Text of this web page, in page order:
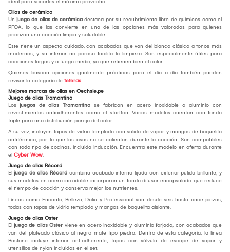
ideal para sacarles el máximo provecho.
Ollas de cerámica
Un juego de ollas de cerámica destaca por su recubrimiento libre de químicos como el
PFOA, lo que las convierte en una de las opciones más valoradas para quienes
priorizan una cocción limpia y saludable.
Este tiene un aspecto cuidado, con acabados que van del blanco clásico a tonos más
modernos, y su interior no poroso facilita la limpieza. Son especialmente útiles para
cocciones largas y a fuego medio, ya que retienen bien el calor.
Quienes buscan opciones igualmente prácticas para el día a día también pueden
revisar la categoría de teteras.
Mejores marcas de ollas en Oechsle.pe
Juego de ollas Tramontina
Los juegos de ollas Tramontina se fabrican en acero inoxidable o aluminio con
revestimientos antiadherentes como el starflon. Varios modelos cuentan con fondo
triple para una distribución pareja del calor.
A su vez, incluyen tapas de vidrio templado con salida de vapor y mangos de baquelita
antitérmica, por lo que las asas no se calientan durante la cocción. Son compatibles
con todo tipo de cocinas, incluida inducción. Encuentra este modelo en oferta durante
el Cyber Wow.
Juego de ollas Récord
El juego de ollas Récord combina acabado interno lijado con exterior pulido brillante, y
sus modelos en acero inoxidable incorporan un fondo difusor encapsulado que reduce
el tiempo de cocción y conserva mejor los nutrientes.
Líneas como Encanto, Belleza, Dalia y Professional van desde seis hasta once piezas,
todas con tapas de vidrio templado y mangos de baquelita aislante.
Juego de ollas Oster
El juego de ollas Oster viene en acero inoxidable y aluminio forjado, con acabados que
van del plateado clásico al negro mate tipo piedra. Dentro de esta categoría, la línea
Bastone incluye interior antiadherente, tapas con válvula de escape de vapor y
utensilios de nylon incluidos en el set.